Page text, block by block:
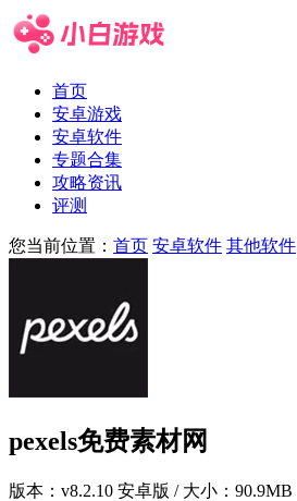
首页
安卓游戏
安卓软件
专题合集
攻略资讯
评测
您当前位置： 首页 安卓软件 其他软件
pexels免费素材网
版本： v8.2.10 安卓版 / 大小：90.9MB